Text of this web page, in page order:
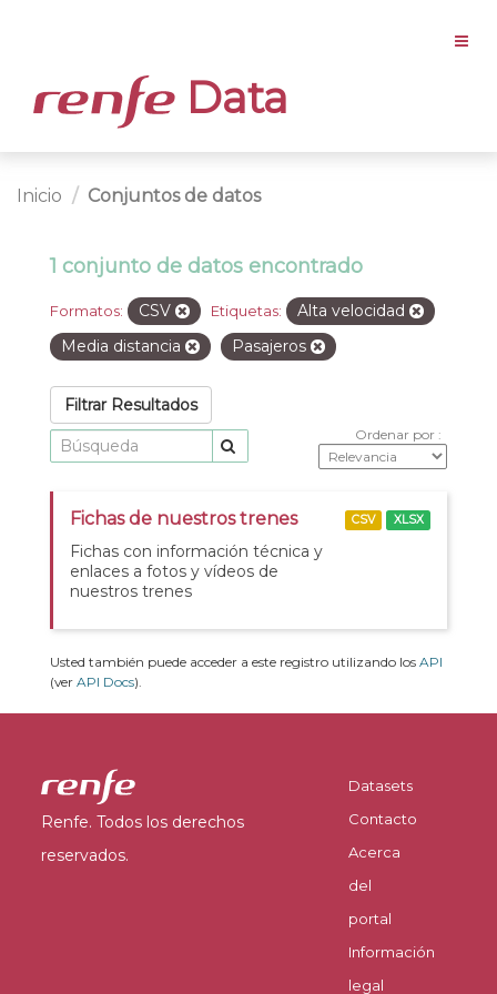
Data
Inicio Conjuntos de datos
1 conjunto de datos encontrado
Formatos: CSV Etiquetas:
Alta velocidad
Media distancia
Pasajeros
Filtrar Resultados
Ordenar por
Fichas de nuestros trenes
Fichas con información técnica y
enlaces a fotos y vídeos de
nuestros trenes
CSV XLSX
Usted también puede acceder a este registro utilizando los API
(ver API Docs).
Renfe. Todos los derechos
reservados.
Datasets
Contacto
Acerca
del
portal
Información
legal